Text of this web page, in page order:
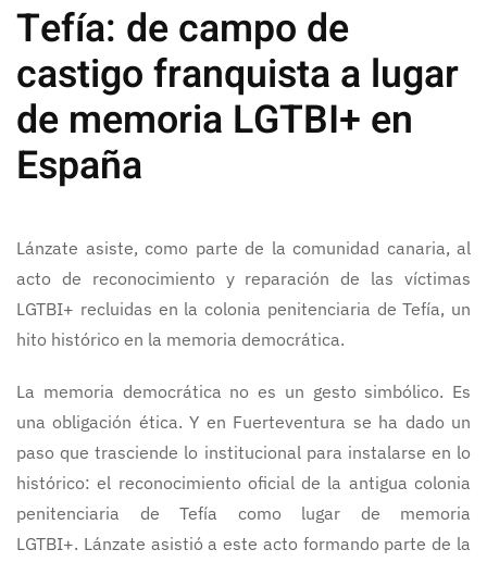
Tefía: de campo de
castigo franquista a lugar
de memoria LGTBI+ en
España
Lánzate asiste, como parte de la comunidad canaria, al
acto de reconocimiento y reparación de las víctimas
LGTBI+ recluidas en la colonia penitenciaria de Tefía, un
hito histórico en la memoria democrática.
La memoria democrática no es un gesto simbólico. Es
una obligación ética. Y en Fuerteventura se ha dado un
paso que trasciende lo institucional para instalarse en lo
histórico: el reconocimiento oficial de la antigua colonia
penitenciaria de Tefía como lugar de memoria
LGTBI+. Lánzate asistió a este acto formando parte de la